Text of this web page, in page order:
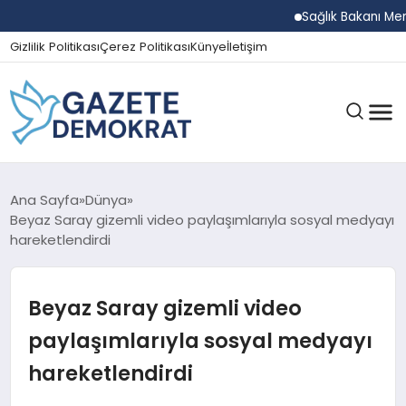
Sağlık Bakanı
Gizlilik PolitikasıÇerez PolitikasıKünyeİletişim
GÜNDEM
EKONOMI
Ana Sayfa Dünya
Beyaz Saray gizemli video paylaşımlarıyla sosyal medyayı
hareketlendirdi
Beyaz Saray gizemli video
paylaşımlarıyla sosyal medyayı
hareketlendirdi